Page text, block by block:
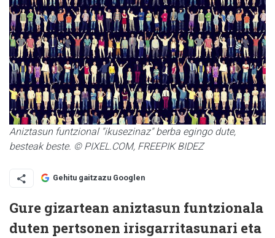
Aniztasun funtzional "ikusezinaz" berba egingo dute,
besteak beste. © PIXEL.COM, FREEPIK BIDEZ
Gehitu gaitzazu Googlen
Gure gizartean aniztasun funtzionala
duten pertsonen irisgarritasunari eta